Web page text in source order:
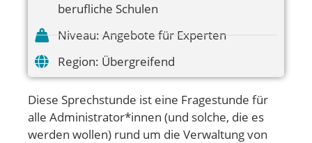
berufliche Schulen
Niveau: Angebote für Experten
Region: Übergreifend
Diese Sprechstunde ist eine Fragestunde für
alle Administrator*innen (und solche, die es
werden wollen) rund um die Verwaltung von